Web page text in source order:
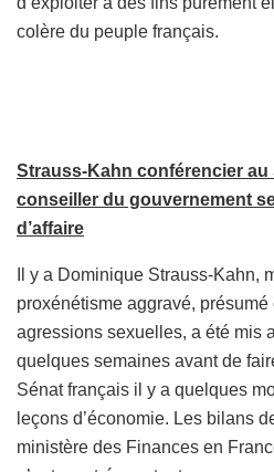
colère du peuple français.
Strauss-Kahn conférencier au
conseiller du gouvernement
d’affaire
Il y a Dominique Strauss-Kahn,
proxénétisme aggravé,
agressions sexuelles, a été mis
quelques semaines avant de
Sénat français il y a quelques
leçons d’économie. Les bilans
ministère des Finances en